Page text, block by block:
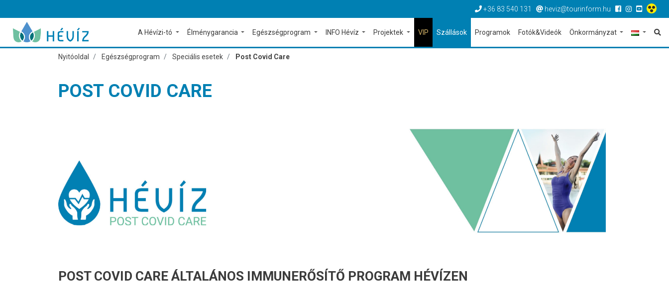
+36 83 540 131 heviz@tourinform.hu
A Hévízi-tó Élménygarancia Egészségprogram INFO Hévíz Projektek VIP Szállások Programok Fotók&Videók Önkormányzat
Nyitóoldal Egészségprogram Speciális esetek Post Covid Care
POST COVID CARE
POST COVID CARE ÁLTALÁNOS IMMUNERŐSÍTŐ PROGRAM HÉVÍZEN